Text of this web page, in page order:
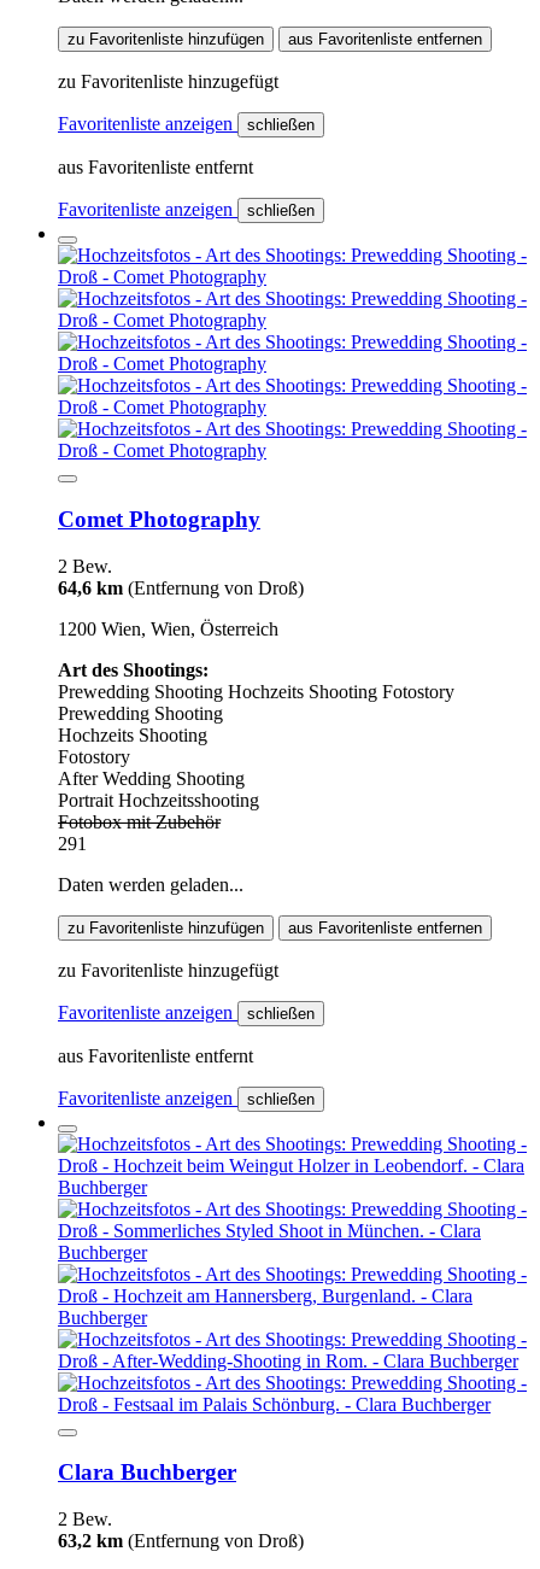
zu Favoritenliste hinzufügen aus Favoritenliste entfernen
zu Favoritenliste hinzugefügt
Favoritenliste anzeigen schließen
aus Favoritenliste entfernt
Favoritenliste anzeigen schließen
Comet Photography
2 Bew.
64,6 km (Entfernung von Droß)
1200 Wien, Wien, Österreich
Art des Shootings:
Prewedding Shooting Hochzeits Shooting Fotostory
Prewedding Shooting
Hochzeits Shooting
Fotostory
After Wedding Shooting
Portrait Hochzeitsshooting
Fotobox mit Zubehör
291
Daten werden geladen...
zu Favoritenliste hinzufügen aus Favoritenliste entfernen
zu Favoritenliste hinzugefügt
Favoritenliste anzeigen schließen
aus Favoritenliste entfernt
Favoritenliste anzeigen schließen
Clara Buchberger
2 Bew.
63,2 km (Entfernung von Droß)